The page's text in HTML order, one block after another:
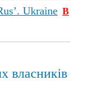
Ukraine В
власників